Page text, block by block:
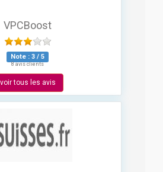
VPCBoost
Note : 3 / 5
8 avis clients
voir tous les avis